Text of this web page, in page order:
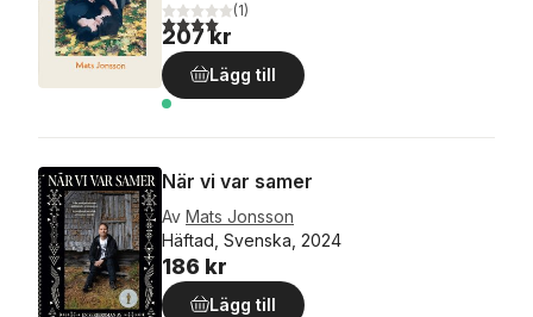
4,0utav 5 stjärnor. Totalt antal röster:
(1)
207 kr
Lägg till
När vi var samer
Av Mats Jonsson
Häftad, Svenska, 2024
186 kr
Lägg till